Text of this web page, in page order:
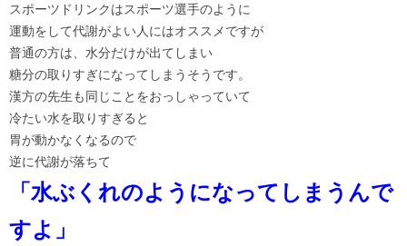
スポーツドリンクはスポーツ選手のように
運動をして代謝がよい人にはオススメですが
普通の方は、水分だけが出てしまい
糖分の取りすぎになってしまうそうです。
漢方の先生も同じことをおっしゃっていて
冷たい水を取りすぎると
胃が動かなくなるので
逆に代謝が落ちて
「水ぶくれのようになってしまうんで
すよ」